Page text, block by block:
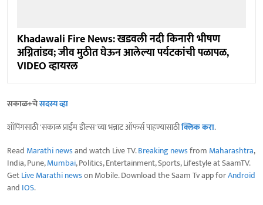
Khadawali Fire News: खडवली नदी किनारी भीषण
अग्नितांडव; जीव मुठीत घेऊन आलेल्या पर्यटकांची पळापळ,
VIDEO व्हायरल
सकाळ+चेसदस्य व्हा
शॉपिंगसाठी 'सकाळ प्राईम डील्स'च्या भन्नाट ऑफर्स पाहण्यासाठीक्लिक करा.
Read Marathi newsand watch Live TV.Breaking newsfrom Maharashtra,
India, Pune,Mumbai, Politics, Entertainment, Sports, Lifestyle at SaamTV.
GetLive Marathi newson Mobile. Download the Saam Tv app forAndroid
and IOS.